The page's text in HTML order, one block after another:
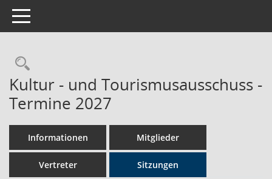
Toggle navigation
Rechercheauswahl
Kultur - und Tourismusausschuss -
Termine 2027
Informationen Mitglieder
Vertreter Sitzungen